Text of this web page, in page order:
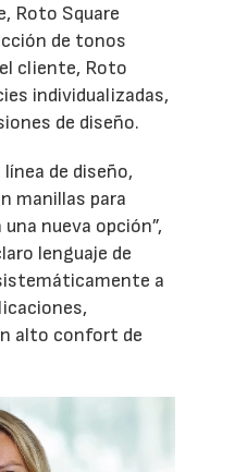
Roto Square
de tonos
cliente, Roto
individualizadas,
de diseño.
de diseño,
manillas para
nueva opción”,
lenguaje de
a
alto confort de